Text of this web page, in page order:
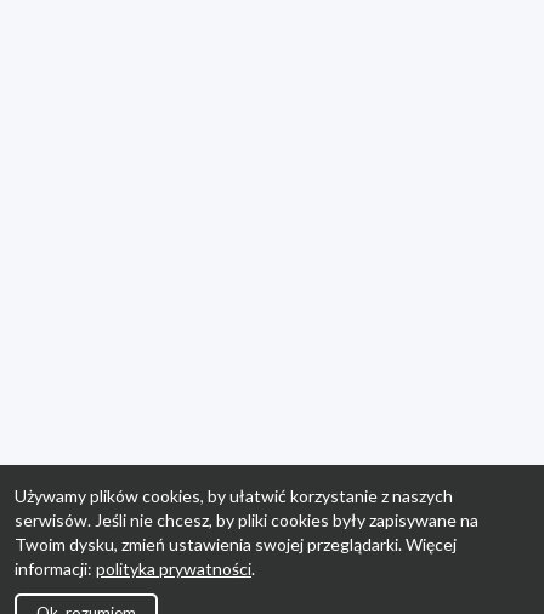
Używamy plików cookies, by ułatwić korzystanie z naszych
serwisów. Jeśli nie chcesz, by pliki cookies były zapisywane na
Twoim dysku, zmień ustawienia swojej przeglądarki. Więcej
informacji: polityka prywatności.